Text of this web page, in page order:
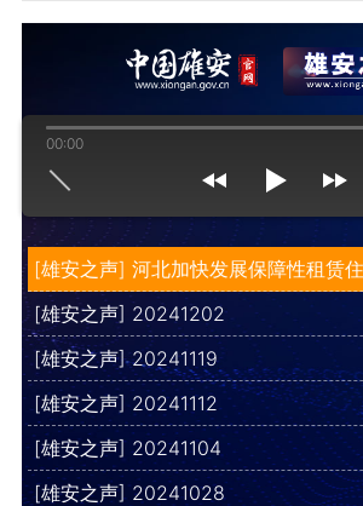
[雄安之声] 河北加快发展保障性租赁
[雄安之声] 20241202
[雄安之声] 20241119
[雄安之声] 20241112
[雄安之声] 20241104
[雄安之声] 20241028
00:00